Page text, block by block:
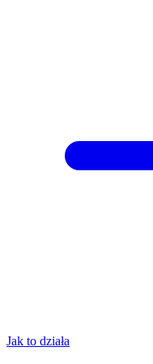
Jak to działa